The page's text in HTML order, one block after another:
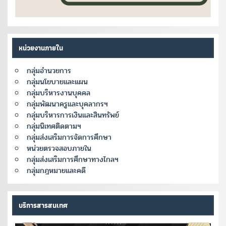
หน่วยงานภายใน
กลุ่มอำนวยการ
กลุ่มนโยบายและแผน
กลุ่มบริหารงานบุคคล
กลุ่มพัฒนาครูและบุคลากรฯ
กลุ่มบริหารการเงินและสินทรัพย์
กลุ่มนิเทศติดตามฯ
กลุ่มส่งเสริมการจัดการศึกษา
หน่วยตรวจสอบภายใน
กลุ่มส่งเสริมการศึกษาทางไกลฯ
กลุ่มกฎหมายและคดี
บริการสารสนเทศ